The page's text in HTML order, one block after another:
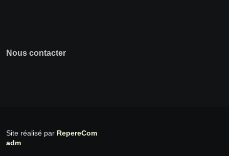
Nous contacter
Site réalisé par RepereCom
adm